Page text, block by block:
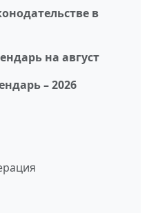
в
на август
– 2026